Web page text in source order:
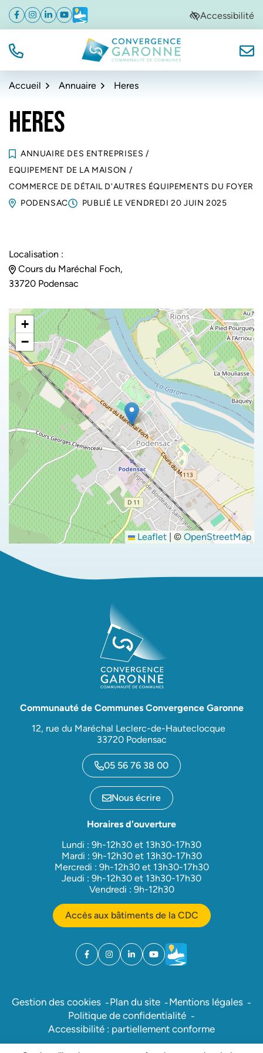
Aller
navigation
Aller
au
Aller
au
de
Facebook
(ouverture dans un nouvel onglet)
Instagram
(ouverture dans un nouvel onglet)
Linkedin
(ouverture dans un nouvel onglet)
YouTube
(ouverture dans un nouvel onglet)
Météo
(ouverture dans un nouvel onglet)Accessibilité
TÉL. Convergence Garonne
Accueil Annuaire Heres
HERES
ANNUAIRE DES ENTREPRISES /
EQUIPEMENT DE LA MAISON /
COMMERCE DE DÉTAIL D'AUTRES ÉQUIPEMENTS DU FOYER
PODENSAC
PUBLIÉ LE VENDREDI 20 JUIN 2025
Localisation :
Cours du Maréchal Foch,
33720 Podensac
+
−
Leaflet | © OpenStreetMap
Communauté de Communes Convergence Garonne
12, rue du Maréchal Leclerc-de-Hauteclocque
33720 Podensac
05 56 76 38 00
Nous écrire
Horaires d'ouverture
Lundi : 9h-12h30 et 13h30-17h30
Mardi : 9h-12h30 et 13h30-17h30
Mercredi : 9h-12h30 et 13h30-17h30
Jeudi : 9h-12h30 et 13h30-17h30
Vendredi : 9h-12h30
Accès aux bâtiments de la CDC
Facebook
(ouverture dans un nouvel onglet)
Instagram
(ouverture dans un nouvel onglet)
Linkedin
(ouverture dans un nouvel onglet)
YouTube
(ouverture dans un nouvel
Météo
(ouverture dans un
Gestion des cookies Plan du site
Mentions légales
Politique de confidentialité
Accessibilité : partiellement conforme